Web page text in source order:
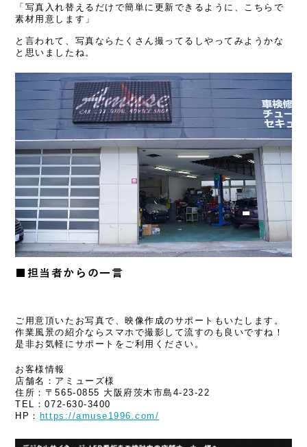
「写真入れ替えるだけで簡単に更新できるように、こちらで
素材用意します」
と言われて、写真ならたくさん撮ってるしやってみようかな
と思いましたね。
■担当者からの一言
ご用意頂いたお写真で、映像作成のサポートもいたします。
作業風景の紹介ならスマホで撮影して流すのも良いですね！
是非お気軽にサポートをご利用ください。
お客様情報
店舗名：アミューズ様
住所：〒565-0855 大阪府茨木市島4-23-22
TEL：072-630-3400
HP： https://amuse1996.com/